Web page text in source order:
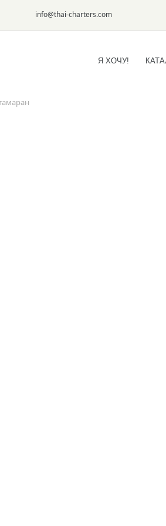
info@thai-charters.com
Я ХОЧУ!